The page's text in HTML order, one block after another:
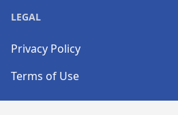
LEGAL
Privacy Policy
Terms of Use